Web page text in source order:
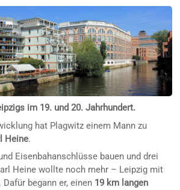
im 19. und 20. Jahrhundert.
hat Plagwitz einem Mann zu
Heine.
Eisenbahanschlüsse bauen und drei
Heine wollte noch mehr – Leipzig mit
begann er, einen 19 km langen